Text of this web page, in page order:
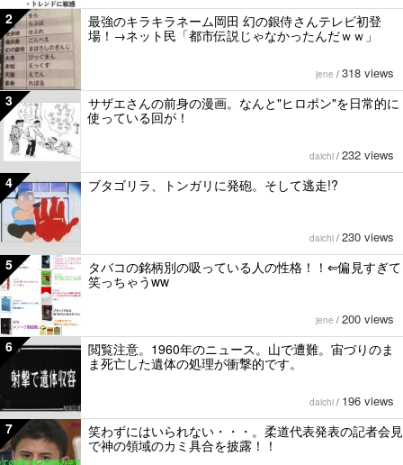
2
最強のキラキラネーム岡田 幻の銀侍さんテレビ初登
場！→ネット民「都市伝説じゃなかったんだｗｗ」
jene / 318 views
3
サザエさんの前身の漫画。なんと"ヒロポン"を日常的に
使っている回が！
daichi / 232 views
4 ブタゴリラ、トンガリに発砲。そして逃走!?
daichi / 230 views
5
タバコの銘柄別の吸っている人の性格！！⇐偏見すぎて
笑っちゃうww
jene / 200 views
6
閲覧注意。1960年のニュース。山で遭難。宙づりのま
ま死亡した遺体の処理が衝撃的です。
daichi / 196 views
7
笑わずにはいられない・・・。柔道代表発表の記者会見
で神の領域のカミ具合を披露！！